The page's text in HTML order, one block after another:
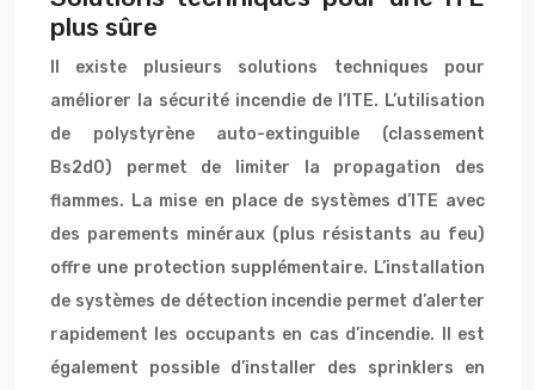
plus sûre
Il existe plusieurs solutions techniques pour
améliorer la sécurité incendie de l’ITE. L’utilisation
de polystyrène auto-extinguible (classement
Bs2d0) permet de limiter la propagation des
flammes. La mise en place de systèmes d’ITE avec
des parements minéraux (plus résistants au feu)
offre une protection supplémentaire. L’installation
de systèmes de détection incendie permet d’alerter
rapidement les occupants en cas d’incendie. Il est
également possible d’installer des sprinklers en